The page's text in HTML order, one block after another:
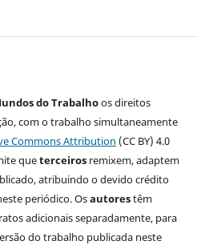
do Trabalhoos direitos
com o trabalho simultaneamente
Commons Attribution (CC BY) 4.0
queterceirosremixem, adaptem
atribuindo o devido crédito
periódico. Osautorestêm
adicionais separadamente, para
do trabalho publicada neste